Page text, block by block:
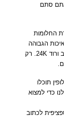
סתם
החלומות
הגבוהה
ביותר של כסף טהור 925, ציפוי זהב 24K וציפוי זהב ורוד 24K. רק
תוכלו
כדי למצוא
לכתוב